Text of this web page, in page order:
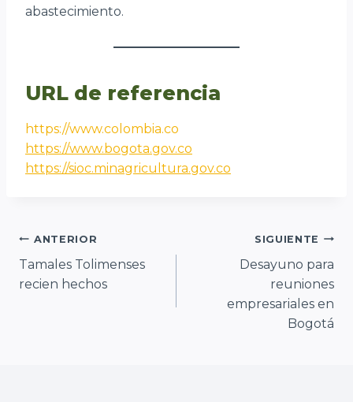
abastecimiento.
URL de referencia
https://www.colombia.co
https://www.bogota.gov.co
https://sioc.minagricultura.gov.co
Navegación
de
ANTERIOR
Tamales Tolimenses
recien hechos
SIGUIENTE
Desayuno para
reuniones
empresariales en
Bogotá